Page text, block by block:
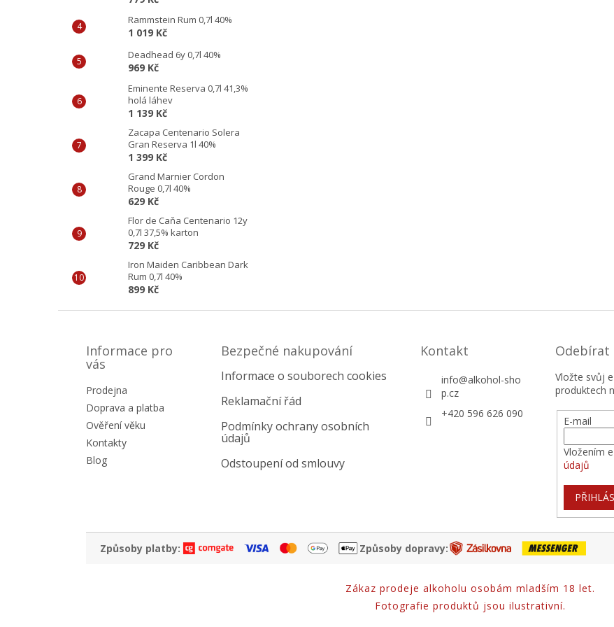
Rammstein Rum 0,7l 40%
1 019 Kč
Deadhead 6y 0,7l 40%
969 Kč
Eminente Reserva 0,7l 41,3%
holá láhev
1 139 Kč
Zacapa Centenario Solera
Gran Reserva 1l 40%
1 399 Kč
Grand Marnier Cordon
Rouge 0,7l 40%
629 Kč
Flor de Caňa Centenario 12y
0,7l 37,5% karton
729 Kč
Iron Maiden Caribbean Dark
Rum 0,7l 40%
899 Kč
Informace pro
vás
Prodejna
Doprava a platba
Ověření věku
Kontakty
Blog
Bezpečné nakupování
Informace o souborech cookies
Reklamační řád
Podmínky ochrany osobních
údajů
Odstoupení od smlouvy
Kontakt
info@alkohol-sho
p.cz
+420 596 626 090
Vložte svůj
produktech
E-mail
Vložením
údajů
Způsoby platby: Způsoby dopravy:
Zákaz prodeje alkoholu osobám mladším 18 let.
Fotografie produktů jsou ilustrativní.